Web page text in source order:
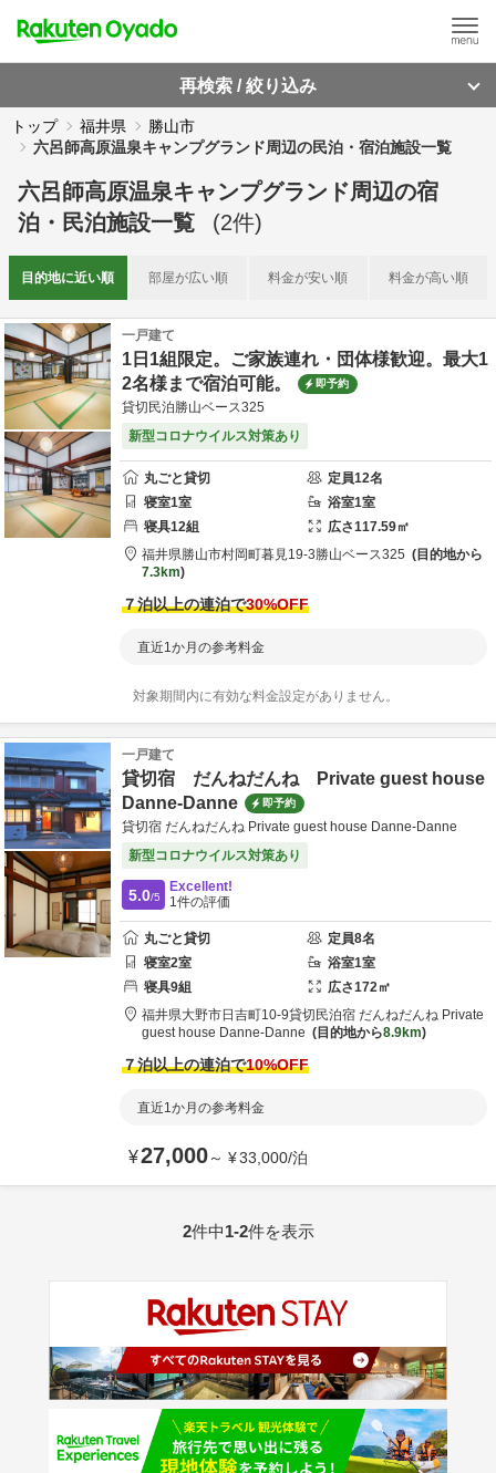
再検索 / 絞り込み
トップ 福井県
勝山市
六呂師高原温泉キャンプグランド周辺の民泊・宿泊施設一覧
六呂師高原温泉キャンプグランド周辺の宿
泊・民泊施設一覧
(2件)
目的地に近い順 部屋が広い順 料金が安い順 料金が高い順
一戸建て
1日1組限定。ご家族連れ・団体様歓迎。最大1
2名様まで宿泊可能。
即予約
貸切民泊勝山ベース325
新型コロナウイルス対策あり
丸ごと貸切 定員12名
寝室1室 浴室1室
寝具12組 広さ117.59㎡
福井県勝山市村岡町暮見19-3勝山ベース325
目的地から
7.3km
７泊以上の連泊で30%OFF
直近1か月の参考料金
対象期間内に有効な料金設定がありません。
一戸建て
貸切宿 だんねだんね Private guest house
Danne-Danne
即予約
貸切宿 だんねだんね Private guest house Danne-Danne
新型コロナウイルス対策あり
5.0/5
Excellent!
1件の評価
丸ごと貸切 定員8名
寝室2室 浴室1室
寝具9組 広さ172㎡
福井県大野市日吉町10-9貸切民泊宿 だんねだんね Private
guest house Danne-Danne
目的地から8.9km
７泊以上の連泊で10%OFF
直近1か月の参考料金
¥27,000～ ¥33,000/泊
2件中1-2件を表示